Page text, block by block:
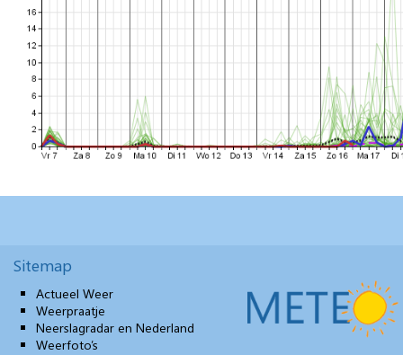
Sitemap
Actueel Weer
Weerpraatje
Neerslagradar en Nederland
Weerfoto’s